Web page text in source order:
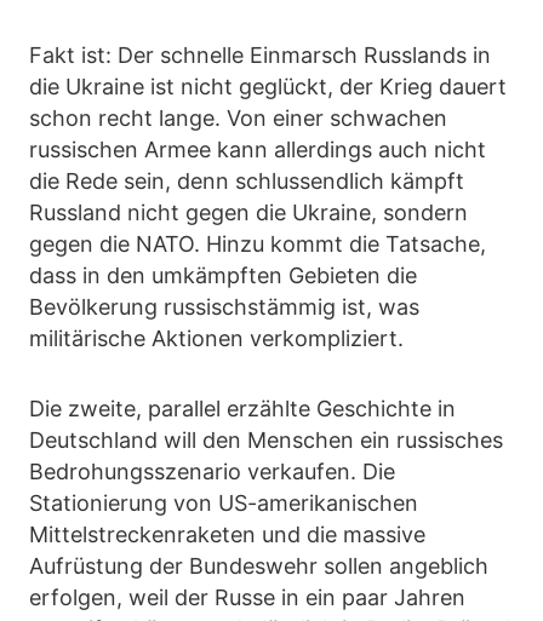
Fakt ist: Der schnelle Einmarsch Russlands in
die Ukraine ist nicht geglückt, der Krieg dauert
schon recht lange. Von einer schwachen
russischen Armee kann allerdings auch nicht
die Rede sein, denn schlussendlich kämpft
Russland nicht gegen die Ukraine, sondern
gegen die NATO. Hinzu kommt die Tatsache,
dass in den umkämpften Gebieten die
Bevölkerung russischstämmig ist, was
militärische Aktionen verkompliziert.
Die zweite, parallel erzählte Geschichte in
Deutschland will den Menschen ein russisches
Bedrohungsszenario verkaufen. Die
Stationierung von US-amerikanischen
Mittelstreckenraketen und die massive
Aufrüstung der Bundeswehr sollen angeblich
erfolgen, weil der Russe in ein paar Jahren